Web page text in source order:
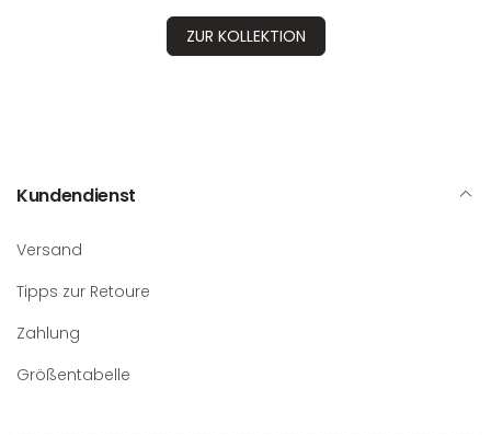
ZUR KOLLEKTION
Kundendienst
Versand
Tipps zur Retoure
Zahlung
Größentabelle